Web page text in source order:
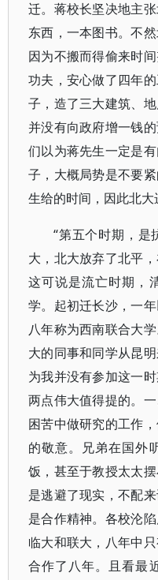
迁。蒋校长坚决地主
东西，一本图书。不
因为不搬而得偷来时
功夫，安心做了四年
子，造了三大建筑、
并没有向政府增一钱
们以为蒋先生一定是
子，大概局势是不要
生给的时间，因此北大
“第五个时期，是
大，北大放弃了北平
这可说是流亡时期，
学。起初迁长沙，一
八年称为西南联合大
大的同事和同学从昆
为我并没有参加这一
两点伟大值得提的。
困苦中做研究的工作
的敬意。兄弟在国外
饭，甚至于教授太太
是逃避了现实，不配
是合作精神。各校沦
临大和联大，八年中
合作了八年。且看最